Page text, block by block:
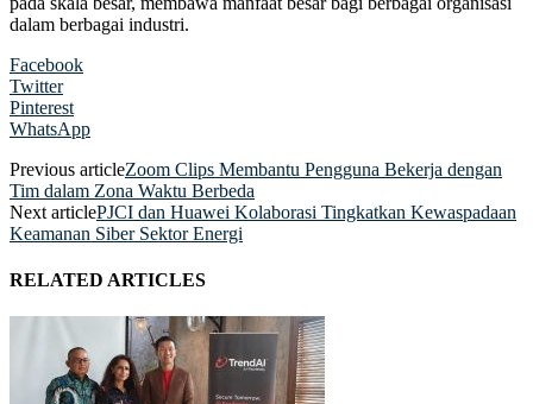
dalam berbagai industri.
Facebook
Twitter
Pinterest
WhatsApp
Previous articleZoom Clips Membantu Pengguna Bekerja dengan
Tim dalam Zona Waktu Berbeda
Next articlePJCI dan Huawei Kolaborasi Tingkatkan Kewaspadaan
Keamanan Siber Sektor Energi
RELATED ARTICLES